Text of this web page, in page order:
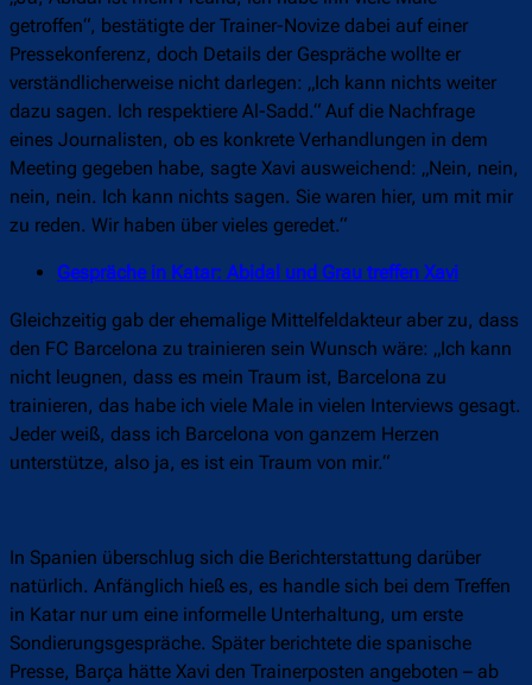
getroffen“, bestätigte der Trainer-Novize dabei auf einer
Pressekonferenz, doch Details der Gespräche wollte er
verständlicherweise nicht darlegen: „Ich kann nichts weiter
dazu sagen. Ich respektiere Al-Sadd.“ Auf die Nachfrage
eines Journalisten, ob es konkrete Verhandlungen in dem
Meeting gegeben habe, sagte Xavi ausweichend: „Nein, nein,
nein, nein. Ich kann nichts sagen. Sie waren hier, um mit mir
zu reden. Wir haben über vieles geredet.“
Gespräche in Katar: Abidal und Grau treffen Xavi
Gleichzeitig gab der ehemalige Mittelfeldakteur aber zu, dass
den FC Barcelona zu trainieren sein Wunsch wäre: „Ich kann
nicht leugnen, dass es mein Traum ist, Barcelona zu
trainieren, das habe ich viele Male in vielen Interviews gesagt.
Jeder weiß, dass ich Barcelona von ganzem Herzen
unterstütze, also ja, es ist ein Traum von mir.“
In Spanien überschlug sich die Berichterstattung darüber
natürlich. Anfänglich hieß es, es handle sich bei dem Treffen
in Katar nur um eine informelle Unterhaltung, um erste
Sondierungsgespräche. Später berichtete die spanische
Presse, Barça hätte Xavi den Trainerposten angeboten – ab